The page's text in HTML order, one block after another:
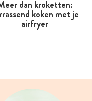
dan kroketten:
koken met je
airfryer